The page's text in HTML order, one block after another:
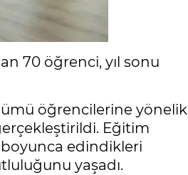
70 öğrenci, yıl sonu
öğrencilerine yönelik
Eğitim
edindikleri
yaşadı.